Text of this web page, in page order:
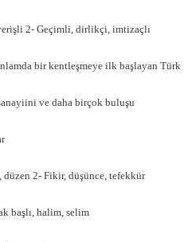
2- Geçimli, dirlikçi, imtizaçlı
bir kentleşmeye ilk başlayan Türk
ve daha birçok buluşu
2- Fikir, düşünce, tefekkür
başlı, halim, selim